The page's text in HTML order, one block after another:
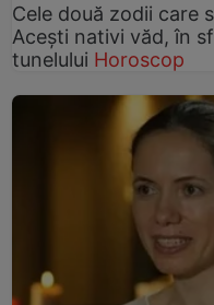
Cele două zodii care
Acești nativi văd, în
tunelului Horoscop